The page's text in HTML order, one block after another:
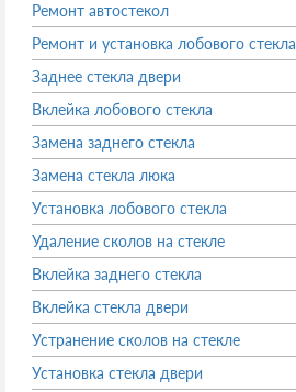
Ремонт автостекол
Ремонт и установка лобового стекла
Заднее стекла двери
Вклейка лобового стекла
Замена заднего стекла
Замена стекла люка
Установка лобового стекла
Удаление сколов на стекле
Вклейка заднего стекла
Вклейка стекла двери
Устранение сколов на стекле
Установка стекла двери